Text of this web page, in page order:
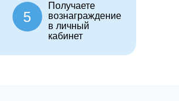
5
Получаете
вознаграждение
в личный
кабинет